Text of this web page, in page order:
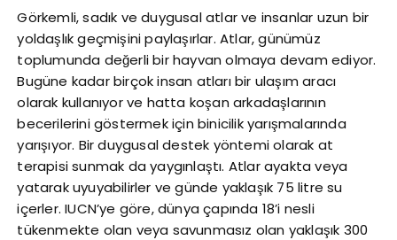
Görkemli, sadık ve duygusal atlar ve insanlar uzun bir
yoldaşlık geçmişini paylaşırlar. Atlar, günümüz
toplumunda değerli bir hayvan olmaya devam ediyor.
Bugüne kadar birçok insan atları bir ulaşım aracı
olarak kullanıyor ve hatta koşan arkadaşlarının
becerilerini göstermek için binicilik yarışmalarında
yarışıyor. Bir duygusal destek yöntemi olarak at
terapisi sunmak da yaygınlaştı. Atlar ayakta veya
yatarak uyuyabilirler ve günde yaklaşık 75 litre su
içerler. IUCN’ye göre, dünya çapında 18’i nesli
tükenmekte olan veya savunmasız olan yaklaşık 300